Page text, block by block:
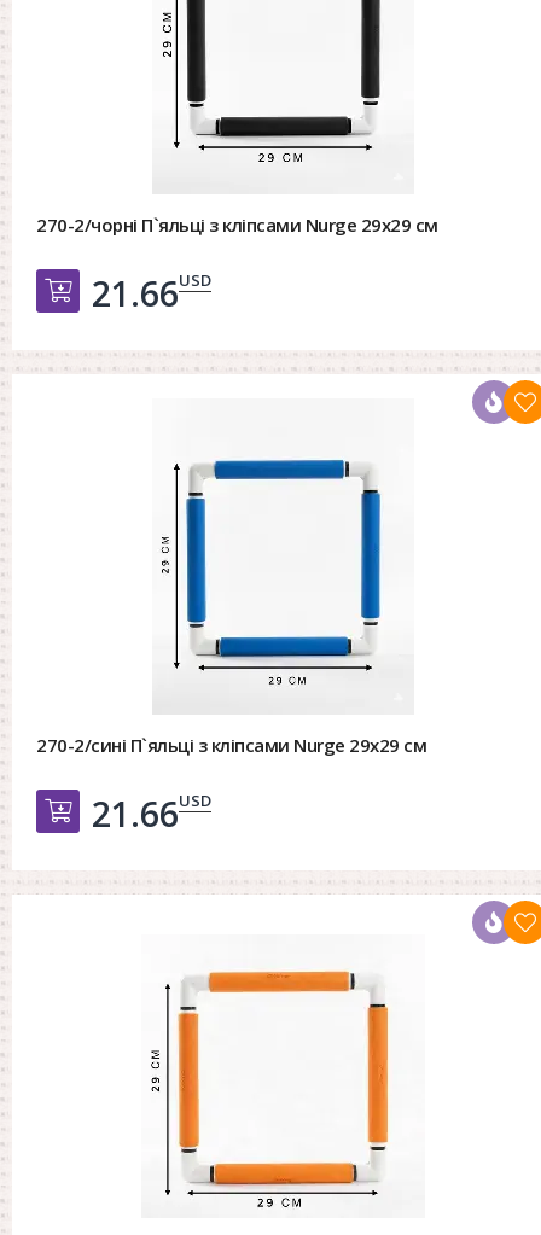
270-2/чорні П`яльці з кліпсами Nurge 29х29 см
Добавить в корзину
21.66USD
270-2/сині П`яльці з кліпсами Nurge 29х29 см
Добавить в корзину
21.66USD